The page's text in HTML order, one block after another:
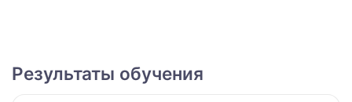
Результаты обучения